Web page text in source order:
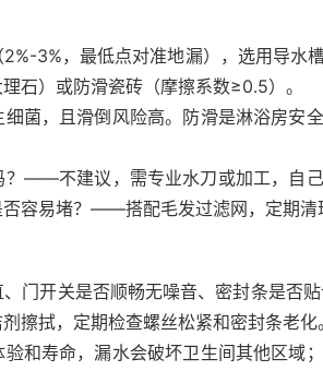
3%，最低点对准地漏），选用导水
石）或防滑瓷砖（摩擦系数≥0.5）。
菌，且滑倒风险高。防滑是淋浴房安
？——不建议，需专业水刀或加工，自
容易堵？——搭配毛发过滤网，定期清
门开关是否顺畅无噪音、密封条是否
擦拭，定期检查螺丝松紧和密封条老化。
和寿命，漏水会破坏卫生间其他区域